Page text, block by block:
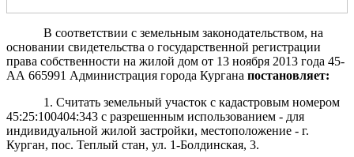
В соответствии с земельным законодательством, на
основании свидетельства о государственной регистрации
права собственности на жилой дом от 13 ноября 2013 года 45-
АА 665991 Администрация города Кургана постановляет:
1. Считать земельный участок с кадастровым номером
45:25:100404:343 с разрешенным использованием - для
индивидуальной жилой застройки, местоположение - г.
Курган, пос. Теплый стан, ул. 1-Болдинская, 3.